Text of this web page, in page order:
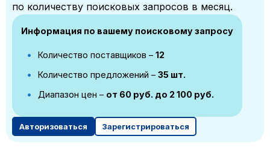
по количеству поисковых запросов в месяц.
Информация по вашему поисковому запросу
Количество поставщиков – 12
Количество предложений – 35 шт.
Диапазон цен – от 60 руб. до 2 100 руб.
Авторизоваться Зарегистрироваться